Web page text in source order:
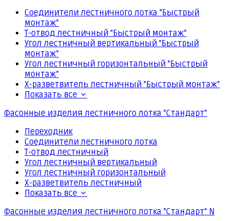
Соединители лестничного лотка "Быстрый
монтаж"
Т-отвод лестничный "Быстрый монтаж"
Угол лестничный вертикальный "Быстрый
монтаж"
Угол лестничный горизонтальный "Быстрый
монтаж"
Х-разветвитель лестничный "Быстрый монтаж"
Показать все
Фасонные изделия лестничного лотка "Стандарт"
Переходник
Соединители лестничного лотка
Т-отвод лестничный
Угол лестничный вертикальный
Угол лестничный горизонтальный
Х-разветвитель лестничный
Показать все
Фасонные изделия лестничного лотка "Стандарт" N